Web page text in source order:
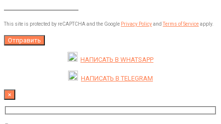
This site is protected by reCAPTCHA and the Google Privacy PolicyandTerms of Serviceapply.
НАПИСАТЬ В WHATSAPP
НАПИСАТЬ ВTELEGRAM
×